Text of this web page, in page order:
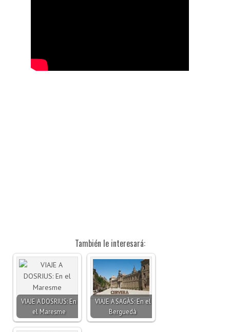
También le interesará:
VIAJE A DOSRIUS: En
el Maresme
VIAJE A SAGÀS: En el
Berguedà